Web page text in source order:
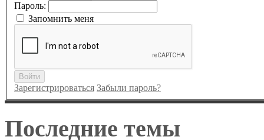
Пароль:
Запомнить меня
Войти
Зарегистрироваться Забыли пароль?
Последние темы